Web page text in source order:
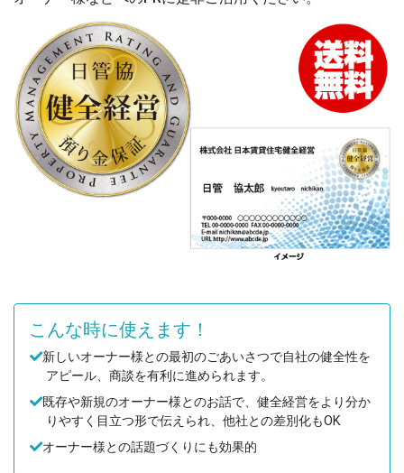
こんな時に使えます！
新しいオーナー様との最初のごあいさつで自社の健全性を
アピール、商談を有利に進められます。
既存や新規のオーナー様とのお話で、健全経営をより分か
りやすく目立つ形で伝えられ、他社との差別化もOK
オーナー様との話題づくりにも効果的